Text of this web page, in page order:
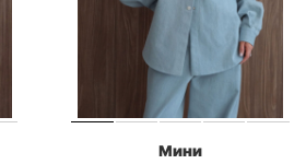
Мини